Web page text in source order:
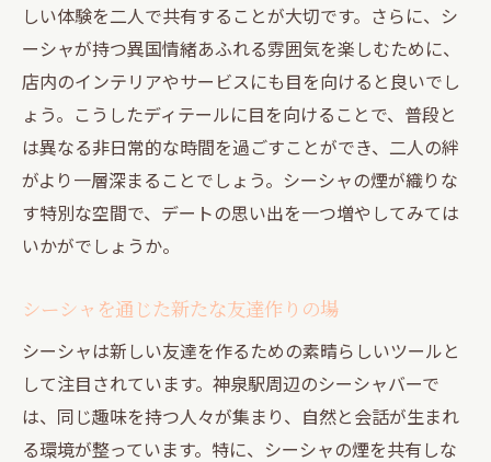
しい体験を二人で共有することが大切です。さらに、シ
ーシャが持つ異国情緒あふれる雰囲気を楽しむために、
店内のインテリアやサービスにも目を向けると良いでし
ょう。こうしたディテールに目を向けることで、普段と
は異なる非日常的な時間を過ごすことができ、二人の絆
がより一層深まることでしょう。シーシャの煙が織りな
す特別な空間で、デートの思い出を一つ増やしてみては
いかがでしょうか。
シーシャを通じた新たな友達作りの場
シーシャは新しい友達を作るための素晴らしいツールと
して注目されています。神泉駅周辺のシーシャバーで
は、同じ趣味を持つ人々が集まり、自然と会話が生まれ
る環境が整っています。特に、シーシャの煙を共有しな